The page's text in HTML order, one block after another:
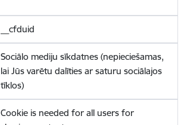
__cfduid
Sociālo mediju sīkdatnes (nepieciešamas,
lai Jūs varētu dalīties ar saturu sociālajos
tīklos)
Cookie is needed for all users for